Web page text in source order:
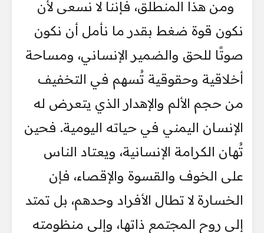
ومن هذا المنطلق، فإننا لا نسعى لأن
نكون قوة ضغط بقدر ما نأمل أن نكون
صوتًا للحق والضمير الإنساني، ومساحة
أخلاقية وحقوقية تُسهم في التخفيف
من حجم الألم والإهدار الذي يتعرض له
الإنسان اليمني في حياته اليومية. فحين
تُهان الكرامة الإنسانية، ويعتاد الناس
على الخوف والقسوة والإقصاء، فإن
الخسارة لا تطال الأفراد وحدهم، بل تمتد
إلى روح المجتمع ذاتها، وإلى منظومته